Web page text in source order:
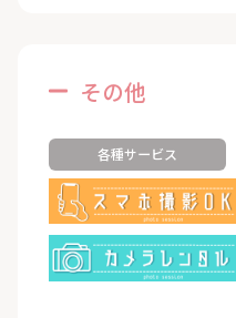
その他
各種サービス